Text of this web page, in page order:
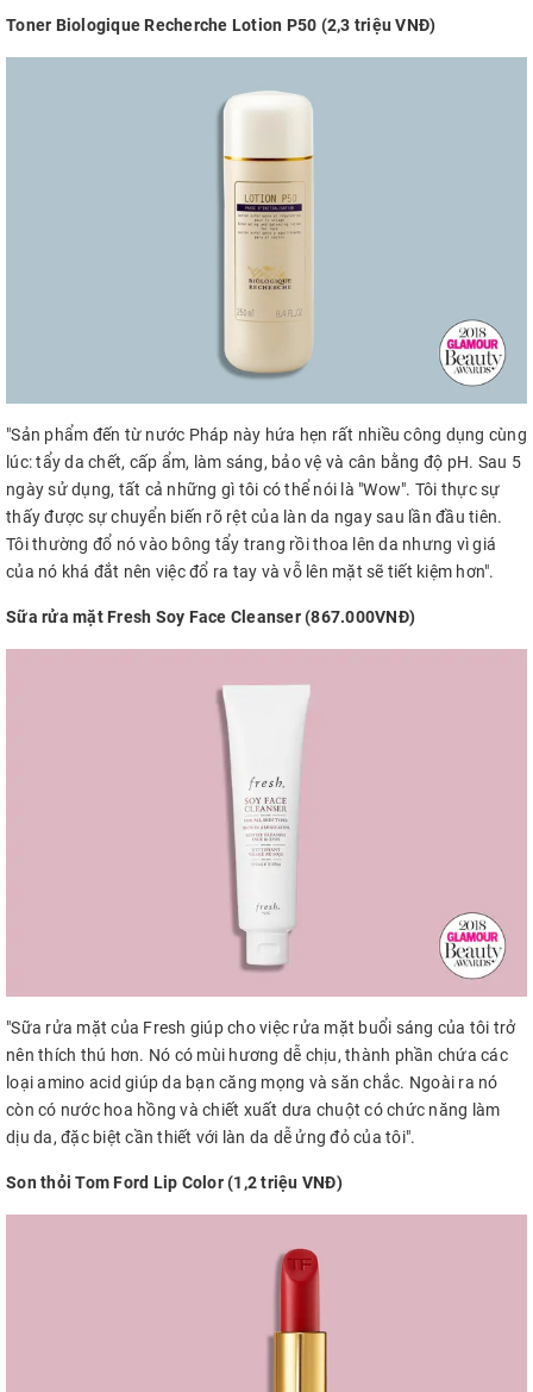
Toner Biologique Recherche Lotion P50 (2,3 triệuVNĐ)
"Sản phẩm đến từ nước Pháp này hứa hẹn rất nhiều công dụng cùng
lúc: tẩy da chết, cấp ẩm, làm sáng, bảo vệ và cân bằng độ pH. Sau 5
ngày sử dụng, tất cả những gì tôi có thể nói là "Wow". Tôi thực sự
thấy được sự chuyển biến rõ rệt của làn da ngay sau lần đầu tiên.
Tôi thường đổ nó vào bông tẩy trang rồi thoa lên da nhưng vì giá
của nó khá đắt nên việc đổ ra tay và vỗ lên mặt sẽ tiết kiệm hơn".
Sữa rửa mặt Fresh Soy Face Cleanser (867.000VNĐ)
"Sữa rửa mặt của Fresh giúp cho việc rửa mặt buổi sáng của tôi trở
nên thích thú hơn. Nó có mùi hương dễ chịu, thành phần chứa các
loại amino acid giúp da bạn căng mọng và săn chắc. Ngoài ra nó
còn có nước hoa hồng và chiết xuất dưa chuột có chức năng làm
dịu da, đặc biệt cần thiết với làn da dễ ửng đỏ của tôi".
Son thỏi Tom Ford Lip Color (1,2 triệu VNĐ)